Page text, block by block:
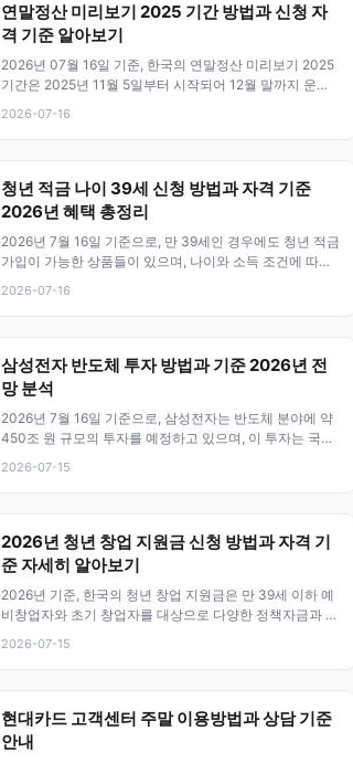
연말정산 미리보기 2025 기간 방법과 신청 자
격 기준 알아보기
2026년 07월 16일 기준, 한국의 연말정산 미리보기 2025
기간은 2025년 11월 5일부터 시작되어 12월 말까지 운영
2026-07-16
청년 적금 나이 39세 신청 방법과 자격 기준
2026년 혜택 총정리
2026년 7월 16일 기준으로, 만 39세인 경우에도 청년 적금
가입이 가능한 상품들이 있으며, 나이와 소득 조건에 따라
2026-07-16
삼성전자 반도체 투자 방법과 기준 2026년 전
망 분석
2026년 7월 16일 기준으로, 삼성전자는 반도체 분야에 약
450조 원 규모의 투자를 예정하고 있으며, 이 투자는 국내
2026-07-15
2026년 청년 창업 지원금 신청 방법과 자격 기
준 자세히 알아보기
2026년 기준, 한국의 청년 창업 지원금은 만 39세 이하 예
비창업자와 초기 창업자를 대상으로 다양한 정책자금과 지
2026-07-15
현대카드 고객센터 주말 이용방법과 상담 기준
안내